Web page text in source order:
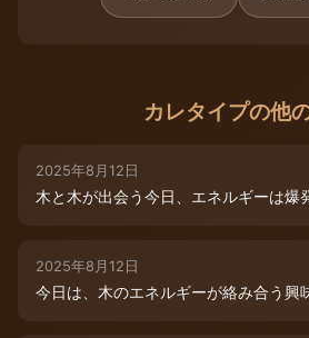
カレタイプの他
2025年8月12日
木と木が出会う今日、エネルギーは爆
2025年8月12日
今日は、木のエネルギーが絡み合う興